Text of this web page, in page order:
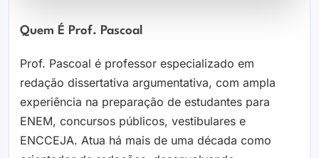
Quem É Prof. Pascoal
Prof. Pascoal é professor especializado em
redação dissertativa argumentativa, com ampla
experiência na preparação de estudantes para
ENEM, concursos públicos, vestibulares e
ENCCEJA. Atua há mais de uma década como